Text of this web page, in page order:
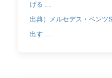
げる …
出典）メルセデス・ベンツ
出す …